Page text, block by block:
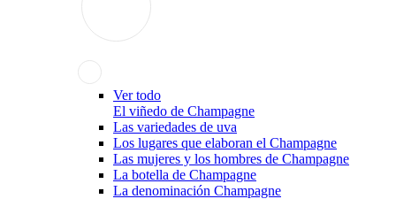
Ver todo
El viñedo de Champagne
Las variedades de uva
Los lugares que elaboran el Champagne
Las mujeres y los hombres de Champagne
La botella de Champagne
La denominación Champagne